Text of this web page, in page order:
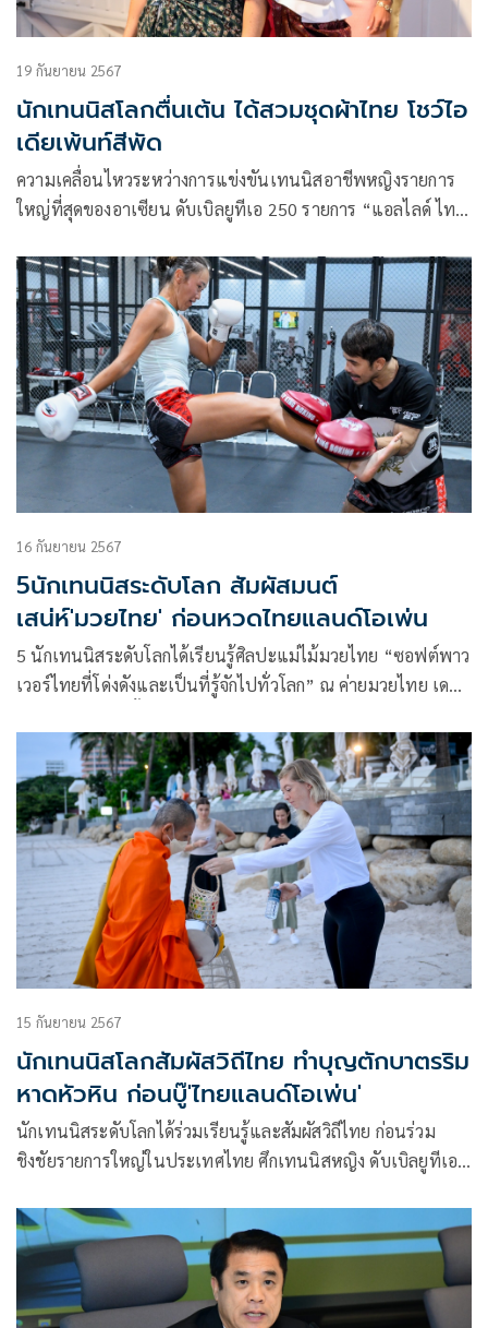
19 กันยายน 2567
นักเทนนิสโลกตื่นเต้น ได้สวมชุดผ้าไทย โชว์ไอ
เดียเพ้นท์สีพัด
ความเคลื่อนไหวระหว่างการแข่งขันเทนนิสอาชีพหญิงรายการ
ใหญ่ที่สุดของอาเซียน ดับเบิลยูทีเอ 250 รายการ “แอลไลด์ ไทย
รวม 267,082 ดอลลาร์สหรัฐ หรือประมาณเกือบ 10 ล้านบาท ที่
อารีน่า หัวหิน จ.ประจวบคีรีขันธ์ ล่าสุด ฝ่ายจัดการแข่งขันฯ ยังคง
เดินหน้าจัดกิจกรรมพิเศษอย่างต่อเนื่อง ด้วยการเชิญ 5 นัก
เทนนิสระดับโลกร่วมสัมผัสมนต์เสนห์ศิลปะและวัฒนธรรมไทย
อย่างการให้มาลองสวมชุดไทย และโชว์ฝีมือเพ้นท์สีพัด โดย
กิจกรรมนี้ ได้รับการสนับสนุนจาก การท่องเที่ยวแห่งประเทศไทย
(ททท.) ที่ต้องการใช้กีฬาเป็นสื่อกลางในการเผยแพร่ศิลปะและ
วัฒนธรรมไทย ซึ่งจะส่งผลดีต่อการท่องเที่ยวด้วย
16 กันยายน 2567
5นักเทนนิสระดับโลก สัมผัสมนต์
เสน่ห์'มวยไทย' ก่อนหวดไทยแลนด์โอเพ่น
5 นักเทนนิสระดับโลกได้เรียนรู้ศิลปะแม่ไม้มวยไทย “ซอฟต์พาว
เวอร์ไทยที่โด่งดังและเป็นที่รู้จักไปทั่วโลก” ณ ค่ายมวยไทย เดอะ
จ.ประจวบคีรีขันธ์ ในระหว่างเข้าร่วมการแข่งขันเทนนิสอาชีพ
หญิงรายการใหญ่ที่สุดของอาเซียน ดับเบิลยูทีเอ 250 รายการ
“แอลไลด์ ไทยแลนด์ โอเพ่น 2024 พรีเซนเต็ด บาย แคล-คอม
พ์” ชิงเงินรางวัลรวม 267,082 ดอลลาร์สหรัฐ หรือประมาณเกือบ
10 ล้านบาท ที่กำลังแข่งขันกันอยู่ ณ อารีน่า หัวหิน
จ.ประจวบคีรีขันธ์
15 กันยายน 2567
นักเทนนิสโลกสัมผัสวิถีไทย ทำบุญตักบาตรริม
หาดหัวหิน ก่อนบู๊'ไทยแลนด์โอเพ่น'
นักเทนนิสระดับโลกได้ร่วมเรียนรู้และสัมผัสวิถีไทย ก่อนร่วม
ชิงชัยรายการใหญ่ในประเทศไทย ศึกเทนนิสหญิง ดับเบิลยูทีเอ
บาย แคล-คอมพ์” ชิงเงินรางวัลรวม 267,082 ดอลลาร์สหรัฐ
หรือประมาณเกือบ 10 ล้านบาท ที่อารีน่า หัวหิน
จ.ประจวบคีรีขันธ์ ซึ่งกำหนดแข่งขันรอบเมนดรอว์ระหว่างวันที่
16-22 ก.ย. 2567